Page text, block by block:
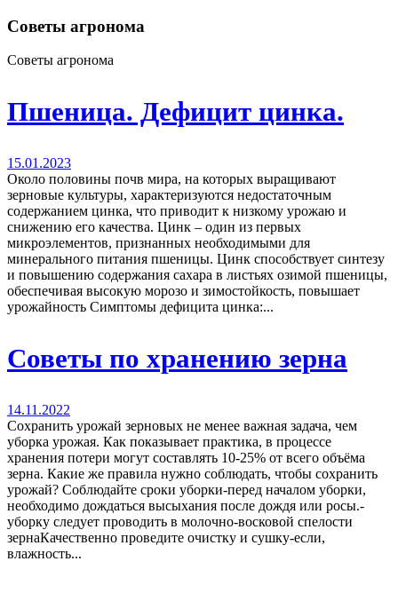
Советы агронома
Советы агронома
Пшеница. Дефицит цинка.
15.01.2023
Около половины почв мира, на которых выращивают
зерновые культуры, характеризуются недостаточным
содержанием цинка, что приводит к низкому урожаю и
снижению его качества. Цинк – один из первых
микроэлементов, признанных необходимыми для
минерального питания пшеницы. Цинк способствует синтезу
и повышению содержания сахара в листьях озимой пшеницы,
обеспечивая высокую морозо и зимостойкость, повышает
урожайность Симптомы дефицита цинка:...
Советы по хранению зерна
14.11.2022
Сохранить урожай зерновых не менее важная задача, чем
уборка урожая. Как показывает практика, в процессе
хранения потери могут составлять 10-25% от всего объёма
зерна. Какие же правила нужно соблюдать, чтобы сохранить
урожай? Соблюдайте сроки уборки-перед началом уборки,
необходимо дождаться высыхания после дождя или росы.-
уборку следует проводить в молочно-восковой спелости
зернаКачественно проведите очистку и сушку-если,
влажность...